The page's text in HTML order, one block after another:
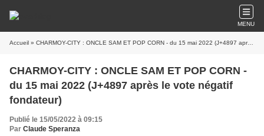
MENU
Accueil » CHARMOY-CITY : ONCLE SAM ET POP CORN - du 15 mai 2022 (J+4897 après le vote négatif fondateur)
CHARMOY-CITY : ONCLE SAM ET POP CORN -
du 15 mai 2022 (J+4897 après le vote négatif
fondateur)
Publié le 15/05/2022 à 09:15
Par Claude Speranza